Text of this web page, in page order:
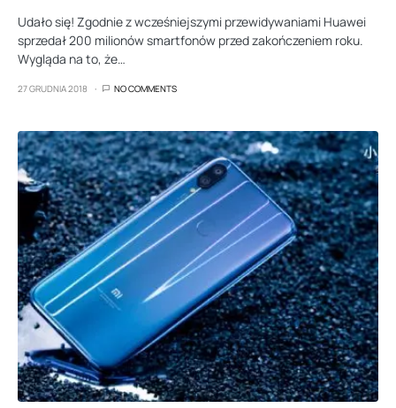
Udało się! Zgodnie z wcześniejszymi przewidywaniami Huawei
sprzedał 200 milionów smartfonów przed zakończeniem roku.
Wygląda na to, że…
27 GRUDNIA 2018 NO COMMENTS